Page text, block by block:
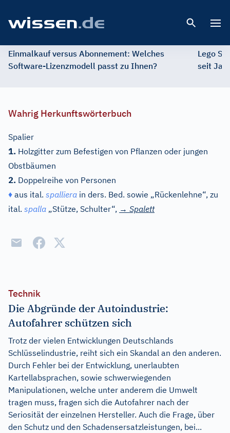
Einmalkauf versus Abonnement: Welches
Software-Lizenzmodell passt zu Ihnen?
Lego
seit
Wahrig Herkunftswörterbuch
Spalier
1. Holzgitter zum Befestigen von Pflanzen oder jungen
Obstbäumen
2. Doppelreihe von Personen
♦ aus ital. spalliera in ders. Bed. sowie „Rückenlehne“, zu
ital. spalla „Stütze, Schulter“, → Spalett
Technik
Die Abgründe der Autoindustrie:
Autofahrer schützen sich
Trotz der vielen Entwicklungen Deutschlands
Schlüsselindustrie, reiht sich ein Skandal an den anderen.
Durch Fehler bei der Entwicklung, unerlaubten
Kartellabsprachen, sowie schwerwiegenden
Manipulationen, welche unter anderem die Umwelt
tragen muss, fragen sich die Autofahrer nach der
Seriosität der einzelnen Hersteller. Auch die Frage, über
den Schutz und den Schadensersatzleistungen, bei...